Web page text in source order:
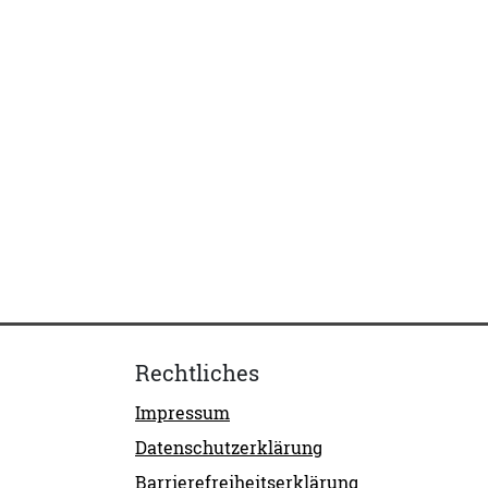
Rechtliches
Impressum
Datenschutzerklärung
Barrierefreiheitserklärung